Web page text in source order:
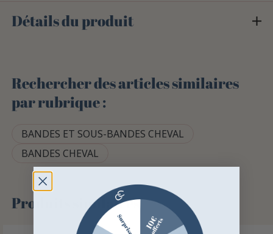
Détails du produit
Rechercher des articles similaires
par rubrique :
BANDES ET SOUS-BANDES CHEVAL
BANDES CHEVAL
Produits similaires